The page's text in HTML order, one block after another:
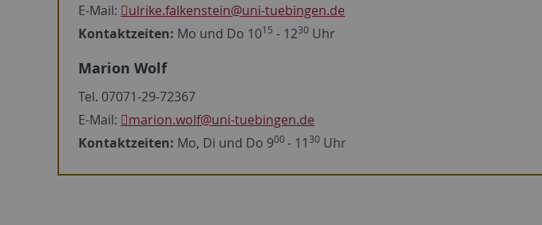
E-Mail:
ulrike.falkenstein@uni-tuebingen.de
Kontaktzeiten: Mo und Do 1015 - 1230 Uhr
Marion Wolf
Tel. 07071-29-72367
E-Mail:
marion.wolf@uni-tuebingen.de
Kontaktzeiten: Mo, Di und Do 900- 11 30 Uhr